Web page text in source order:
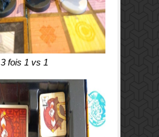
3 fois 1 vs 1